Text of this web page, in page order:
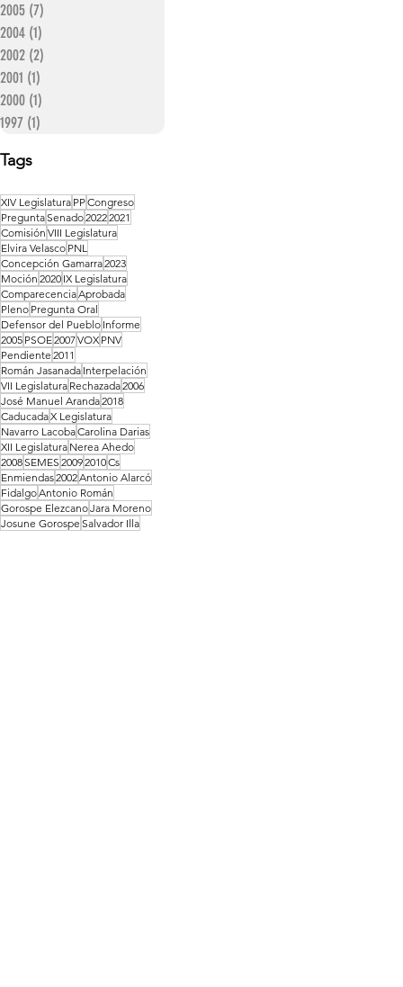
2005 (7)
2004 (1)
2002 (2)
2001 (1)
2000 (1)
1997 (1)
Tags
XIV Legislatura PPCongreso
PreguntaSenado20222021
Comisión VIII Legislatura
Elvira Velasco PNL
Concepción Gamarra2023
Moción 2020 IX Legislatura
ComparecenciaAprobada
Pleno Pregunta Oral
Defensor del Pueblo Informe
2005 PSOE2007VOX PNV
Pendiente 2011
Román Jasanada Interpelación
VII Legislatura Rechazada2006
José Manuel Aranda2018
CaducadaX Legislatura
Navarro LacobaCarolina Darias
XII Legislatura Nerea Ahedo
2008SEMES 20092010Cs
Enmiendas2002Antonio Alarcó
FidalgoAntonio Román
Gorospe ElezcanoJara Moreno
Josune Gorospe Salvador Illa